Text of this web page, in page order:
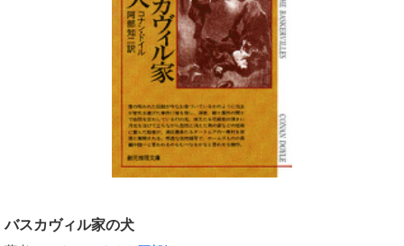
バスカヴィル家の犬